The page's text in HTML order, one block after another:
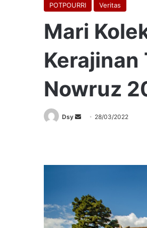
POTPOURRI Veritas
Mari
Kerajinan
Nowruz
Dsy
Send 28/03/2022